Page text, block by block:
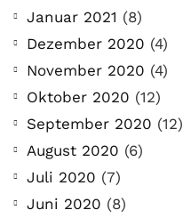
Januar 2021 (8)
Dezember 2020 (4)
November 2020 (4)
Oktober 2020 (12)
September 2020 (12)
August 2020 (6)
Juli 2020 (7)
Juni 2020 (8)